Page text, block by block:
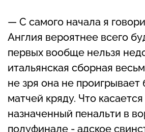
— С самого начала я
Англия вероятнее всего
первых вообще нельзя
итальянская сборная
не зря она не
матчей кряду. Что
назначенный пенальти в
полуфинале - адское